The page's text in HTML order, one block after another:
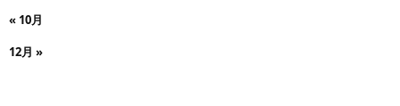
« 10月
12月 »